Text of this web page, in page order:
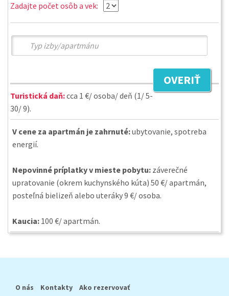
Zadajte počet osôb a vek:
OVERIŤ
Turistická daň:cca 1 €/ osoba/ deň (1/ 5-
30/ 9).
V cene za apartmán je zahrnuté:ubytovanie, spotreba
energií.
Nepovinné príplatky v mieste pobytu: záverečné
upratovanie (okrem kuchynského kúta) 50 €/ apartmán,
posteľná bielizeň alebo uteráky 9 €/ osoba.
Kaucia: 100 €/ apartmán.
O nás Kontakty Ako rezervovať